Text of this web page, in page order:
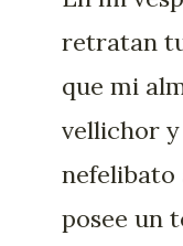
retratan
que mi
vellichor
nefelibato
posee un